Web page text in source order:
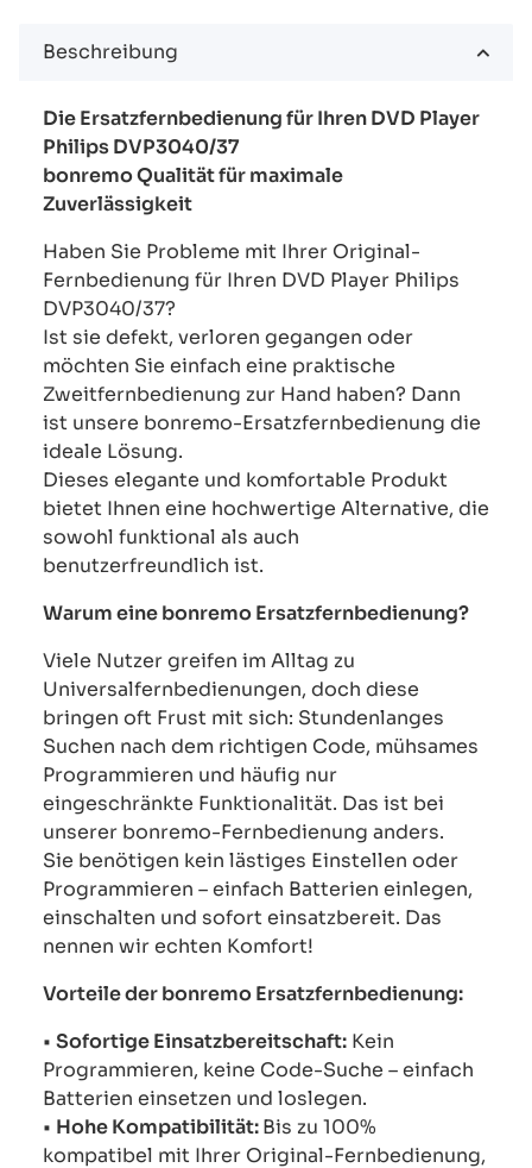
Beschreibung
Die Ersatzfernbedienung für Ihren DVD Player
Philips DVP3040/37
bonremo Qualität für maximale
Zuverlässigkeit
Haben Sie Probleme mit Ihrer Original-
Fernbedienung für Ihren DVD Player Philips
DVP3040/37?
Ist sie defekt, verloren gegangen oder
möchten Sie einfach eine praktische
Zweitfernbedienung zur Hand haben? Dann
ist unsere bonremo-Ersatzfernbedienung die
ideale Lösung.
Dieses elegante und komfortable Produkt
bietet Ihnen eine hochwertige Alternative, die
sowohl funktional als auch
benutzerfreundlich ist.
Warum eine bonremo Ersatzfernbedienung?
Viele Nutzer greifen im Alltag zu
Universalfernbedienungen, doch diese
bringen oft Frust mit sich: Stundenlanges
Suchen nach dem richtigen Code, mühsames
Programmieren und häufig nur
eingeschränkte Funktionalität. Das ist bei
unserer bonremo-Fernbedienung anders.
Sie benötigen kein lästiges Einstellen oder
Programmieren – einfach Batterien einlegen,
einschalten und sofort einsatzbereit. Das
nennen wir echten Komfort!
Vorteile der bonremo Ersatzfernbedienung:
• Sofortige Einsatzbereitschaft: Kein
Programmieren, keine Code-Suche – einfach
Batterien einsetzen und loslegen.
• Hohe Kompatibilität:Bis zu 100%
kompatibel mit Ihrer Original-Fernbedienung,